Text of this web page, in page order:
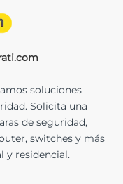
soluciones
Solicita una
de seguridad,
switches y más
y residencial.